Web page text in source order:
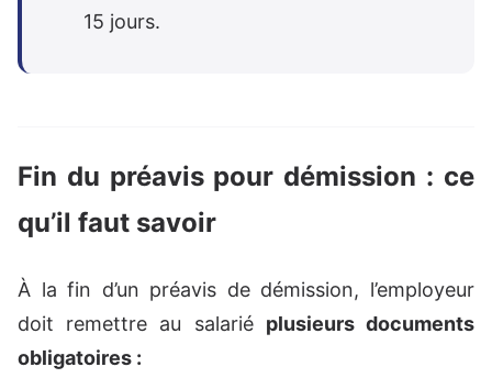
15 jours.
Fin du préavis pour démission : ce
qu’il faut savoir
À la fin d’un préavis de démission, l’employeur
doit remettre au salarié plusieurs documents
obligatoires :